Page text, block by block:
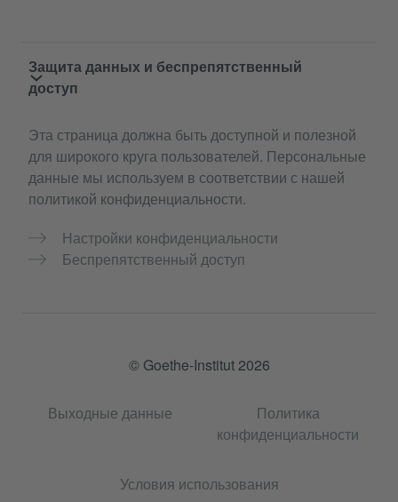
Защита данных и беспрепятственный
доступ
Эта страница должна быть доступной и полезной
для широкого круга пользователей. Персональные
данные мы используем в соответствии с нашей
политикой конфиденциальности.
Настройки конфиденциальности
Беспрепятственный доступ
© Goethe-Institut 2026
Выходные данные
Политика
конфиденциальности
Условия использования